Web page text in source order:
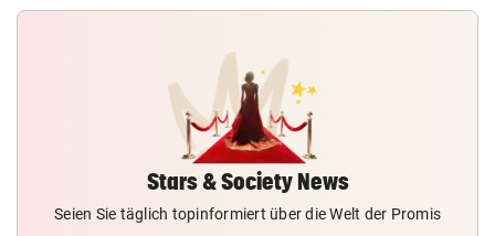
Stars & Society News
Seien Sie täglich topinformiert über die Welt der Promis